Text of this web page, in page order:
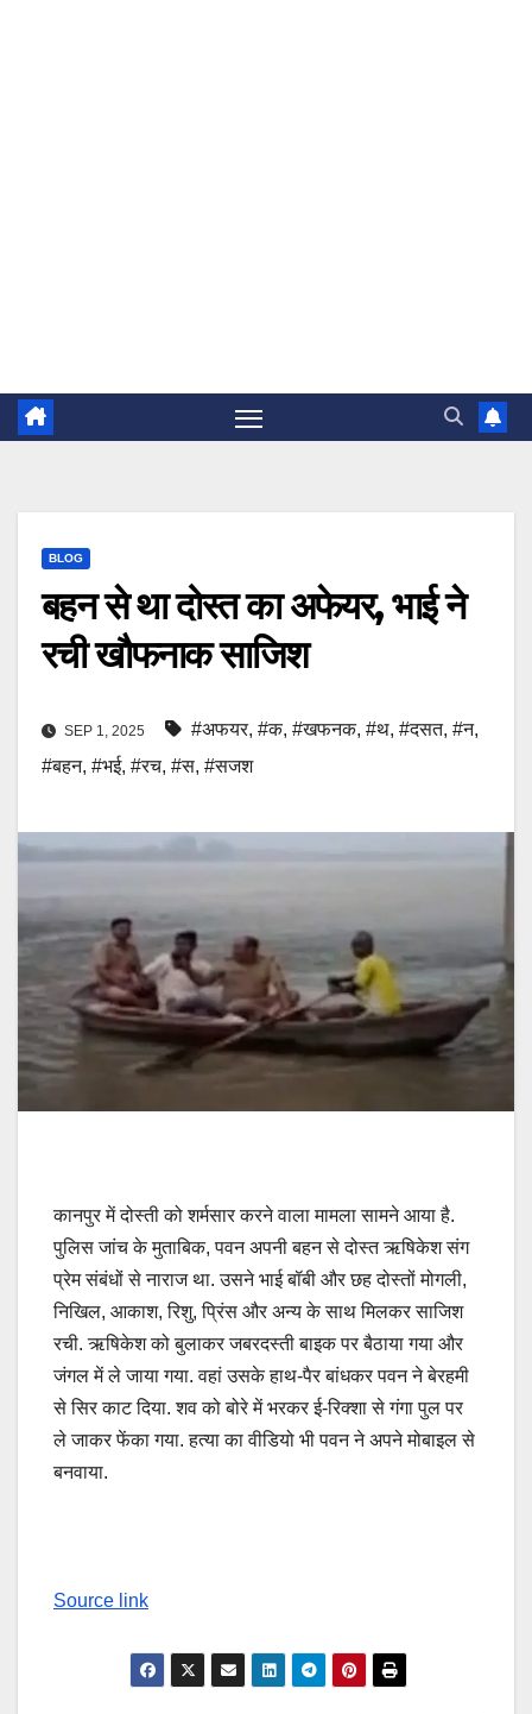
BLOG
बहन से था दोस्त का अफेयर, भाई ने
रची खौफनाक साज‍िश
SEP 1, 2025 #अफयर, #क, #खफनक, #थ, #दसत, #न,
#बहन, #भई, #रच, #स, #सजश
कानपुर में दोस्ती को शर्मसार करने वाला मामला सामने आया है.
पुलिस जांच के मुताब‍िक, पवन अपनी बहन से दोस्त ऋषिकेश संग
प्रेम संबंधों से नाराज था. उसने भाई बॉबी और छह दोस्तों मोगली,
निखिल, आकाश, रिशु, प्रिंस और अन्य के साथ मिलकर साजिश
रची. ऋषिकेश को बुलाकर जबरदस्ती बाइक पर बैठाया गया और
जंगल में ले जाया गया. वहां उसके हाथ-पैर बांधकर पवन ने बेरहमी
से सिर काट दिया. शव को बोरे में भरकर ई-रिक्शा से गंगा पुल पर
ले जाकर फेंका गया. हत्या का वीडियो भी पवन ने अपने मोबाइल से
बनवाया.
Source link